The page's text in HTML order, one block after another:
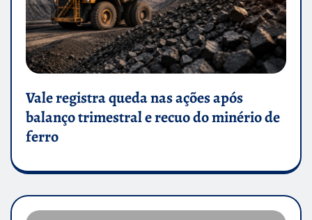
Vale registra queda nas ações após
balanço trimestral e recuo do minério de
ferro